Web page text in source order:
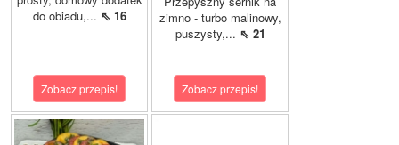
do obiadu,... ⇖ 16
Zobacz przepis!
zimno - turbo malinowy,
puszysty,... ⇖ 21
Zobacz przepis!